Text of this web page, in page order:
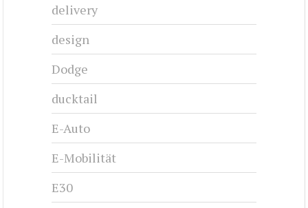
delivery
design
Dodge
ducktail
E-Auto
E-Mobilität
E30